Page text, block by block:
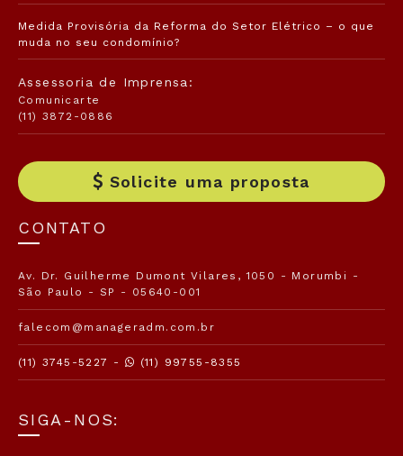
Medida Provisória da Reforma do Setor Elétrico – o que
muda no seu condomínio?
Assessoria de Imprensa:
Comunicarte
(11) 3872-0886
Solicite uma proposta
CONTATO
Av. Dr. Guilherme Dumont Vilares, 1050 - Morumbi -
São Paulo - SP - 05640-001
falecom@manageradm.com.br
(11) 3745-5227 - (11) 99755-8355
SIGA-NOS: